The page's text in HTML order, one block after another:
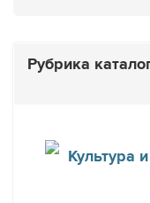
Рубрика
Культура